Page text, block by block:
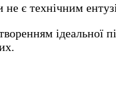
є технічним
ідеальної